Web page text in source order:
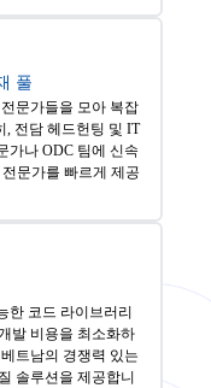
풀
문가들을 모아 복잡
, 전담 헤드헌팅 및 IT
가나 ODC 팀에 신속
문가를 빠르게 제공
한 코드 라이브러리
발 비용을 최소화하
트남의 경쟁력 있는
솔루션을 제공합니